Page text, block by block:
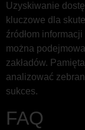
Uzyskiwanie
kluczowe dla
źródłom
można
zakładów.
analizować
sukces.
FAQ